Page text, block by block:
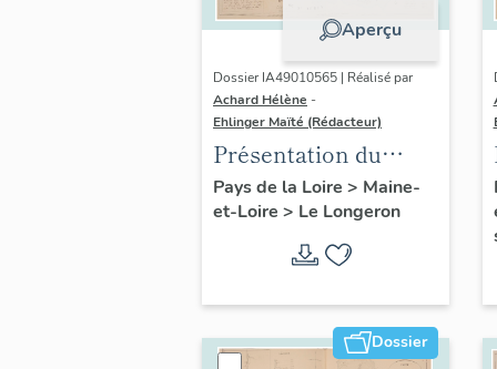
Aperçu
Dossier IA49010565 | Réalisé par
Achard Hélène -
Ehlinger Maïté (Rédacteur)
Présentation du
patrimoine
industriel de la
commune du
Pays de la Loire > Maine-
et-Loire > Le Longeron
Dossier